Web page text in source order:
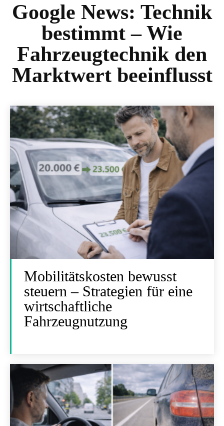
Google News: Technik
bestimmt – Wie
Fahrzeugtechnik den
Marktwert beeinflusst
Mobilitätskosten bewusst
steuern – Strategien für eine
wirtschaftliche
Fahrzeugnutzung